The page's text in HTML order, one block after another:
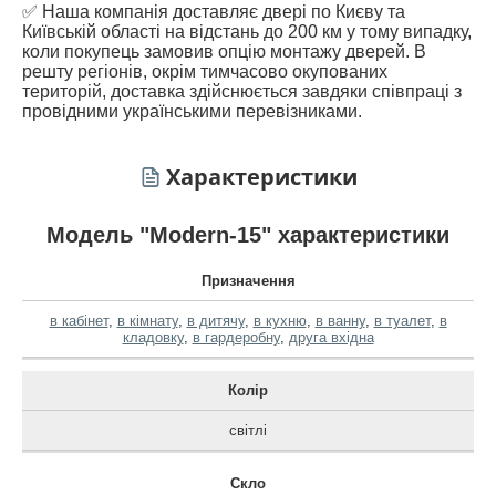
✅ Наша компанія доставляє двері по Києву та
Київській області на відстань до 200 км у тому випадку,
коли покупець замовив опцію монтажу дверей. В
решту регіонів, окрім тимчасово окупованих
територій, доставка здійснюється завдяки співпраці з
провідними українськими перевізниками.
Характеристики
Модель "Modern-15" характеристики
Призначення
в кабінет, в кімнату, в дитячу, в кухню, в ванну, в туалет, в
кладовку, в гардеробну, друга вхідна
Колір
світлі
Скло